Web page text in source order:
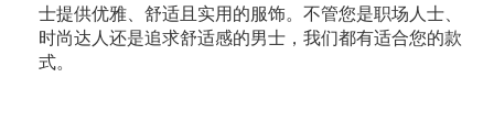
士提供优雅、舒适且实用的服饰。不管您是职场人士、
时尚达人还是追求舒适感的男士，我们都有适合您的款
式。